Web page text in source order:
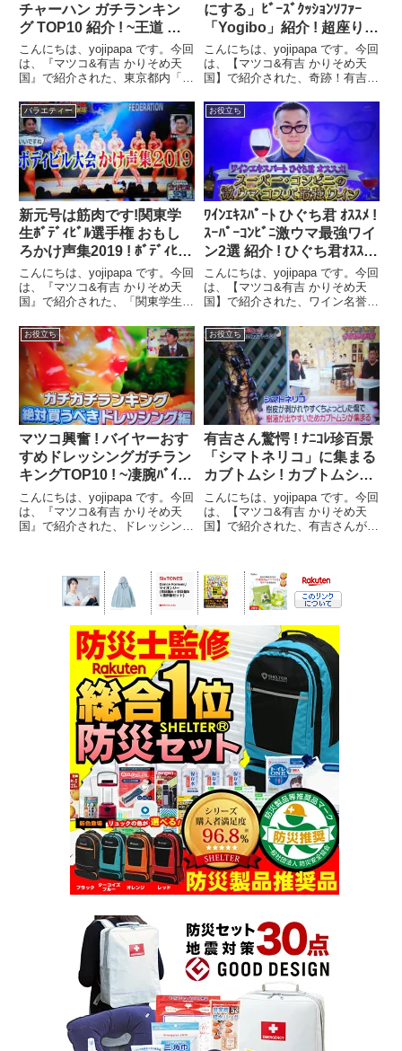
チャーハン ガチランキン
グ TOP10 紹介 ! ~王道 炒
飯ﾗﾝｷﾝｸﾞTOP10 ! 都内編
~【マツコ&有吉 かりそめ
天国】
こんにちは、yojipapa です。今回
は、『マツコ&有吉 かりそめ天
国』で紹介された、東京都内「本
チャーハン最強ガチランキング
TOP10 !」の内容をお伝えしま
す。番組名マツコ&有吉 かりそ
め天国 2時間SP...
にする」ﾋﾞｰｽﾞｸｯｼｮﾝｿﾌｧｰ
「Yogibo」紹介 ! 超座り心
地良いｿﾌｧｰ「yogibo」紹
介 !【マツコ&有吉かりそ
め天国】
こんにちは、yojipapa です。今回
は、【マツコ&有吉 かりそめ天
国】で紹介された、奇跡！有吉さ
ーがスタジオに！有吉さん興奮！
「人をダメにする」と言われるほ
ど座り心地が良いビーズクッショ
ン「yogibo（ヨ...
バラエティー
新元号は筋肉です!関東学
生ﾎﾞﾃﾞｨﾋﾞﾙ選手権 おもし
ろかけ声集2019 ! ﾎﾞﾃﾞｨﾋﾞﾙ
爆笑かけ声集2017-
2019【マツコ&有吉 かり
そめ天国】
こんにちは、yojipapa です。今回
は、『マツコ&有吉 かりそめ天
国』で紹介された、「関東学生ボ
け声集＆ボディビル かけ声集
2017・20018まとめ」の内容をお
伝えします。番組名マツコ&有
吉 かりそめ...
お役立ち
ﾜｲﾝｴｷｽﾊﾟｰﾄ ひぐち君 ｵｽｽﾒ !
ｽｰﾊﾟｰｺﾝﾋﾞﾆ激ウマ最強ワイ
ン2選 紹介 ! ひぐち君ｵｽｽﾒ !
ｽｰﾊﾟｰ･ｺﾝﾋﾞﾆ ﾜｲﾝ2選 !【マ
ツコ&有吉かりそめ天国】
こんにちは、yojipapa です。今回
は、【マツコ&有吉 かりそめ天
国】で紹介された、ワイン名誉ソ
メ！「気軽に買えるのに美味し
い！スーパー・コンビニの激ウマ
コスパ最強ワイン２選！」の内容
をお伝えします。番組名マ...
お役立ち
マツコ興奮 ! バイヤーおす
すめドレッシングガチラン
キングTOP10 ! ~凄腕ﾊﾞｲﾔｰ
厳選 ﾄﾞﾚｯｼﾝｸﾞTOP10 !
~【マツコ&有吉 かりそめ
天国】
こんにちは、yojipapa です。今回
は、『マツコ&有吉 かりそめ天
国』で紹介された、ドレッシング
から選んだ絶対買うべき！最強ド
レッシングガチガチランキング
TOP10」の内容...
お役立ち
有吉さん驚愕 ! ﾅﾆｺﾚ珍百景
「シマトネリコ」に集まる
カブトムシ ! カブトムシが
集まる木 シマトネリコ
【マツコ&有吉かりそめ天
国】
こんにちは、yojipapa です。今回
は、【マツコ&有吉 かりそめ天
国】で紹介された、有吉さんがビ
ネリコ」に集まるカブトムシ」の
内容をお伝えします。番組名マツ
コ&有吉 かりそめ天...